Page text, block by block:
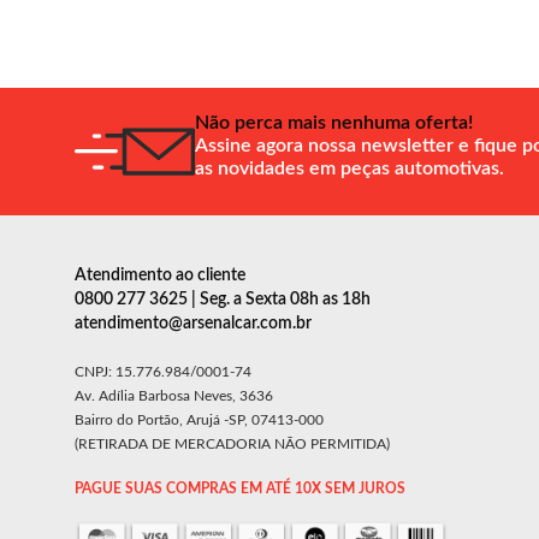
Não perca mais nenhuma oferta!
Assine agora nossa newsletter e fique
as novidades em peças automotivas.
Atendimento ao cliente
0800 277 3625 | Seg. a Sexta 08h as 18h
atendimento@arsenalcar.com.br
CNPJ: 15.776.984/0001-74
Av. Adília Barbosa Neves, 3636
Bairro do Portão, Arujá -SP, 07413-000
(RETIRADA DE MERCADORIA NÃO PERMITIDA)
PAGUE SUAS COMPRAS EM ATÉ 10X SEM JUROS